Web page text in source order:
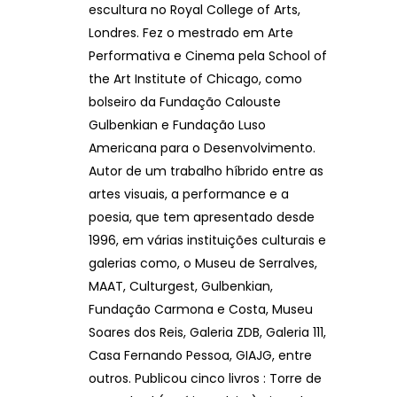
escultura no Royal College of Arts,
Londres. Fez o mestrado em Arte
Performativa e Cinema pela School of
the Art Institute of Chicago, como
bolseiro da Fundação Calouste
Gulbenkian e Fundação Luso
Americana para o Desenvolvimento.
Autor de um trabalho híbrido entre as
artes visuais, a performance e a
poesia, que tem apresentado desde
1996, em várias instituições culturais e
galerias como, o Museu de Serralves,
MAAT, Culturgest, Gulbenkian,
Fundação Carmona e Costa, Museu
Soares dos Reis, Galeria ZDB, Galeria 111,
Casa Fernando Pessoa, GIAJG, entre
outros. Publicou cinco livros : Torre de